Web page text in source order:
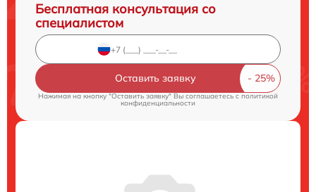
Бесплатная консультация со
специалистом
Оставить заявку
Нажимая на кнопку "Оставить заявку" Вы соглашаетесь cполитикой
конфиденциальности